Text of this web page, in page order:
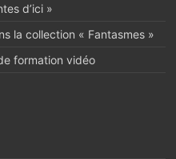
d’ici »
la collection « Fantasmes »
formation vidéo